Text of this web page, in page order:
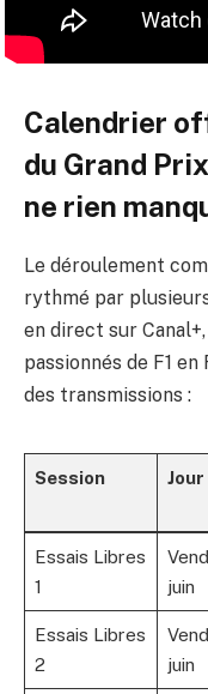
Calendrier
du Grand
ne rien
Le déroulement
rythmé par
en direct sur
passionnés de F1
des transmissions :
Session Jour
Essais Libres
1
juin
Essais Libres
2
juin